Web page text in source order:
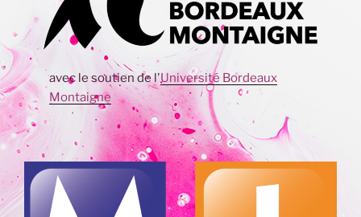
avec le soutien de l'Université Bordeaux
Montaigne